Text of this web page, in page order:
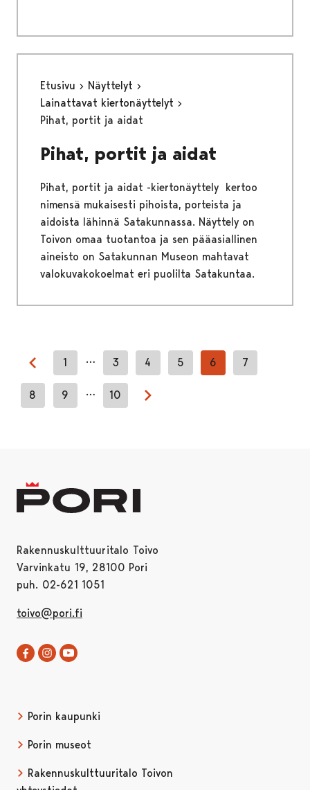
Etusivu
Näyttelyt
Lainattavat kiertonäyttelyt
Pihat, portit ja aidat
Pihat, portit ja aidat
Pihat, portit ja aidat -kiertonäyttely kertoo
nimensä mukaisesti pihoista, porteista ja
aidoista lähinnä Satakunnassa. Näyttely on
Toivon omaa tuotantoa ja sen pääasiallinen
aineisto on Satakunnan Museon mahtavat
valokuvakokoelmat eri puolilta Satakuntaa.
Previous page
1 … 3 4 5 6 7
8 9 … 10
Next page
Rakennuskulttuuritalo Toivo
Varvinkatu 19, 28100 Pori
puh. 02-621 1051
toivo@pori.fi
Rakennuskulttuuritalo Toivo Facebookissa
Avautuu uudessa välilehdessä
Rakennuskulttuuritalo Toivo Instagramissa
Avautuu uudessa välilehdessä
Porin kaupunki
Porin museot
Rakennuskulttuuritalo Toivon